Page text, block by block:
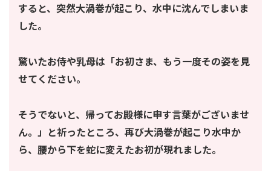
すると、突然大渦巻が起こり、水中に沈んでしまいま
した。
驚いたお侍や乳母は「お初さま、もう一度その姿を見
せてください。
そうでないと、帰ってお殿様に申す言葉がございませ
ん。」と祈ったところ、再び大渦巻が起こり水中か
ら、腰から下を蛇に変えたお初が現れました。